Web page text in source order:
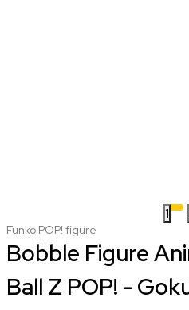
1
Funko POP! figure
Bobble Figure
Ball Z POP! -